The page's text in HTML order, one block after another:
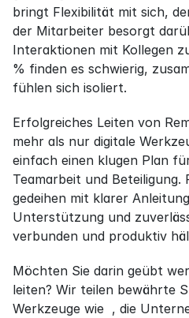
bringt Flexibilität mit sich,
der Mitarbeiter besorgt
Interaktionen mit Kollegen
% finden es schwierig,
fühlen sich isoliert.
Erfolgreiches Leiten von
mehr als nur digitale
einfach einen klugen Plan
Teamarbeit und
gedeihen mit klarer
Unterstützung und
verbunden und produktiv
Möchten Sie darin geübt
leiten? Wir teilen bewährte
Werkzeuge wie  , die